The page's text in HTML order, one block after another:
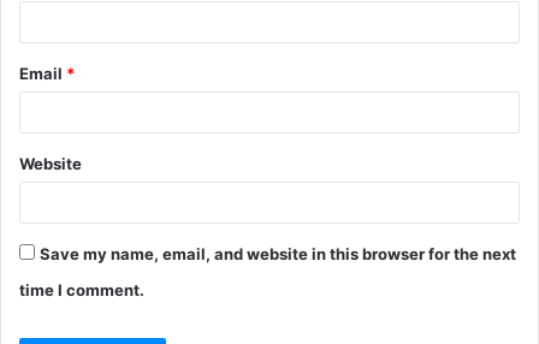
Email *
Website
Save my name, email, and website in this browser for the next
time I comment.